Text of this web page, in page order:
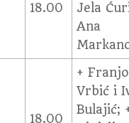
18.00
Jela
Ana
18.00
+ Franjo
Vrbić i
Bulajić;